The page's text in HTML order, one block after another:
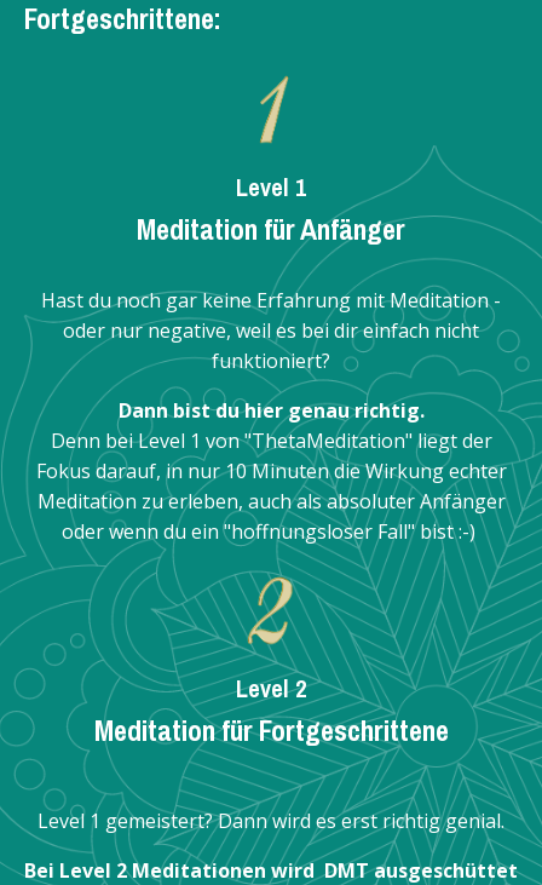
Fortgeschrittene:
Level 1
Meditation für Anfänger
Hast du noch gar keine Erfahrung mit Meditation -
oder nur negative, weil es bei dir einfach nicht
funktioniert?
Dann bist du hier genau richtig.
Denn bei Level 1 von "ThetaMeditation" liegt der
Fokus darauf, in nur 10 Minuten die Wirkung echter
Meditation zu erleben, auch als absoluter Anfänger
oder wenn du ein "hoffnungsloser Fall" bist :-)
Level 2
Meditation für Fortgeschrittene
Level 1 gemeistert? Dann wird es erst richtig genial.
Bei Level 2 Meditationen wird DMT ausgeschüttet